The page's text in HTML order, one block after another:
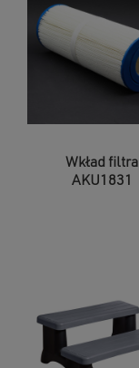
Wkład filtra
AKU1831